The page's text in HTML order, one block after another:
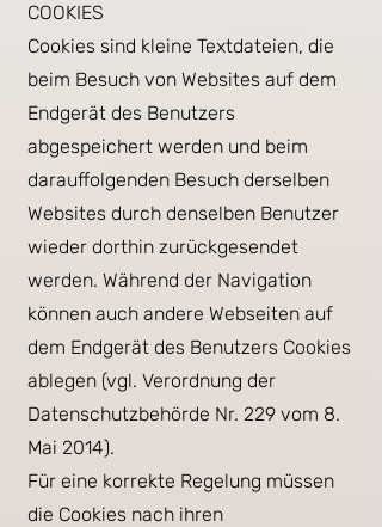
COOKIES
Cookies sind kleine Textdateien, die
beim Besuch von Websites auf dem
Endgerät des Benutzers
abgespeichert werden und beim
darauffolgenden Besuch derselben
Websites durch denselben Benutzer
wieder dorthin zurückgesendet
werden. Während der Navigation
können auch andere Webseiten auf
dem Endgerät des Benutzers Cookies
ablegen (vgl. Verordnung der
Datenschutzbehörde Nr. 229 vom 8.
Mai 2014).
Für eine korrekte Regelung müssen
die Cookies nach ihren